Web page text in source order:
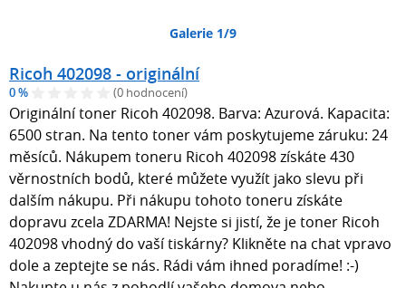
Galerie 1/9
Ricoh 402098 - originální
0 % (0 hodnocení)
Originální toner Ricoh 402098. Barva: Azurová. Kapacita:
6500 stran. Na tento toner vám poskytujeme záruku: 24
měsíců. Nákupem toneru Ricoh 402098 získáte 430
věrnostních bodů, které můžete využít jako slevu při
dalším nákupu. Při nákupu tohoto toneru získáte
dopravu zcela ZDARMA! Nejste si jistí, že je toner Ricoh
402098 vhodný do vaší tiskárny? Klikněte na chat vpravo
dole a zeptejte se nás. Rádi vám ihned poradíme! :-)